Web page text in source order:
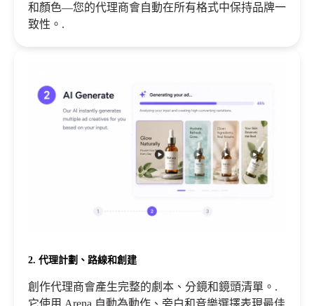
和顏色—您的代理商會自動在所有格式中保持品牌一
致性。.
2. 代理計劃、路線和創建
創作代理商會產生完整的劇本、分鏡和鏡頭清單。.
它使用 Arena 自動為動作、旁白和音樂選擇表現最佳